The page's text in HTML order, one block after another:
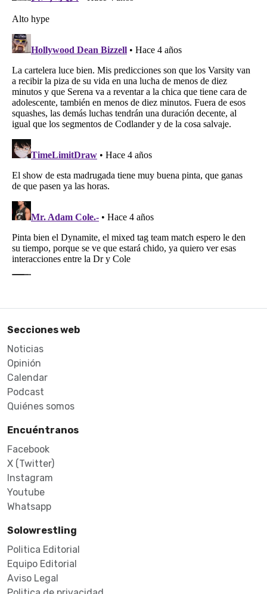
Secciones web
Noticias
Opinión
Calendar
Podcast
Quiénes somos
Encuéntranos
Facebook
X (Twitter)
Instagram
Youtube
Whatsapp
Solowrestling
Politica Editorial
Equipo Editorial
Aviso Legal